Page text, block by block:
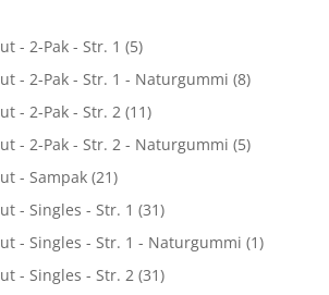
- 2-Pak - Str. 1 (5)
- 2-Pak - Str. 1 - Naturgummi (8)
- 2-Pak - Str. 2 (11)
- 2-Pak - Str. 2 - Naturgummi (5)
- Sampak (21)
- Singles - Str. 1 (31)
- Singles - Str. 1 - Naturgummi (1)
- Singles - Str. 2 (31)